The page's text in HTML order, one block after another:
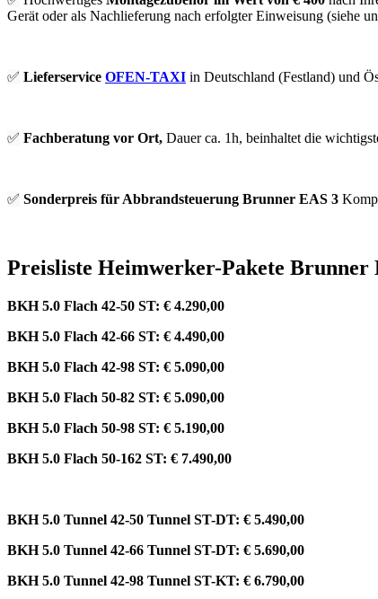
Gerät oder als Nachlieferung nach erfolgter Einweisung (siehe
✅ Lieferservice OFEN-TAXI in Deutschland (Festland) und
✅ Fachberatung vor Ort, Dauer ca. 1h, beinhaltet die
✅ Sonderpreis für Abbrandsteuerung Brunner EAS 3
Preisliste Heimwerker-Pakete
BKH 5.0 Flach 42-50 ST: € 4.290,00
BKH 5.0 Flach 42-66 ST: € 4.490,00
BKH 5.0 Flach 42-98 ST: € 5.090,00
BKH 5.0 Flach 50-82 ST: € 5.090,00
BKH 5.0 Flach 50-98 ST: € 5.190,00
BKH 5.0 Flach 50-162 ST: € 7.490,00
BKH 5.0 Tunnel 42-50 Tunnel ST-DT: € 5.490,00
BKH 5.0 Tunnel 42-66 Tunnel ST-DT: € 5.690,00
BKH 5.0 Tunnel 42-98 Tunnel ST-KT: € 6.790,00